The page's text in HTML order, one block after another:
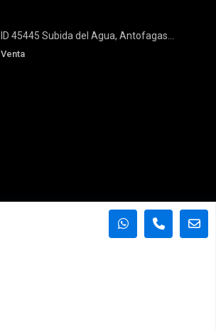
ID 45445 Subida del Agua, Antofagas...
Venta